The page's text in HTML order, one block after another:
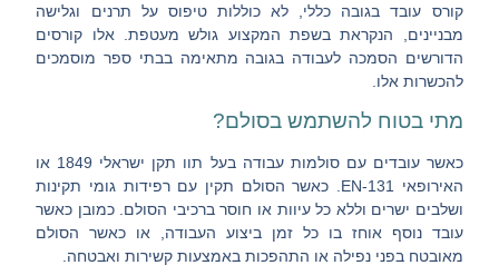
קורס עובד בגובה כללי, לא כוללות טיפוס על תרנים וגלישה
מבניינים, הנקראת בשפת המקצוע גולש מעטפת. אלו קורסים
הדורשים הסמכה לעבודה בגובה מתאימה בבתי ספר מוסמכים
להכשרות אלו.
מתי בטוח להשתמש בסולם?
כאשר עובדים עם סולמות עבודה בעל תוו תקן ישראלי 1849 או
האירופאי EN-131. כאשר הסולם תקין עם רפידות גומי תקינות
ושלבים ישרים וללא כל עיוות או חוסר ברכיבי הסולם. כמובן כאשר
עובד נוסף אוחז בו כל זמן ביצוע העבודה, או כאשר הסולם
מאובטח בפני נפילה או התהפכות באמצעות קשירות ואבטחה.